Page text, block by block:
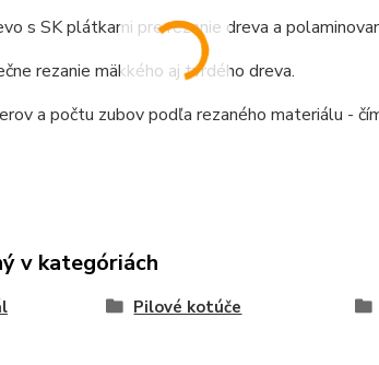
s SK plátkami pre rezanie dreva a
rezanie mäkkého aj tvrdého dreva.
a počtu zubov podľa rezaného materiálu -
v kategóriách
Pilové kotúče